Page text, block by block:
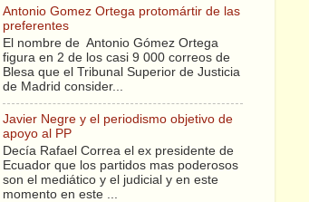
Antonio Gomez Ortega protomártir de las
preferentes
El nombre de Antonio Gómez Ortega
figura en 2 de los casi 9 000 correos de
Blesa que el Tribunal Superior de Justicia
de Madrid consider...
Javier Negre y el periodismo objetivo de
apoyo al PP
Decía Rafael Correa el ex presidente de
Ecuador que los partidos mas poderosos
son el mediático y el judicial y en este
momento en este ...